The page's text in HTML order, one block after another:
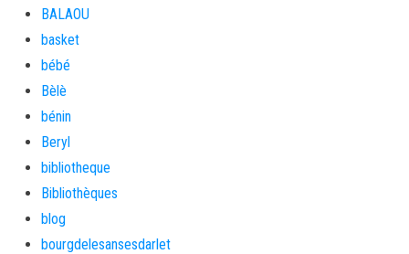
BALAOU
basket
bébé
Bèlè
bénin
Beryl
bibliotheque
Bibliothèques
blog
bourgdelesansesdarlet